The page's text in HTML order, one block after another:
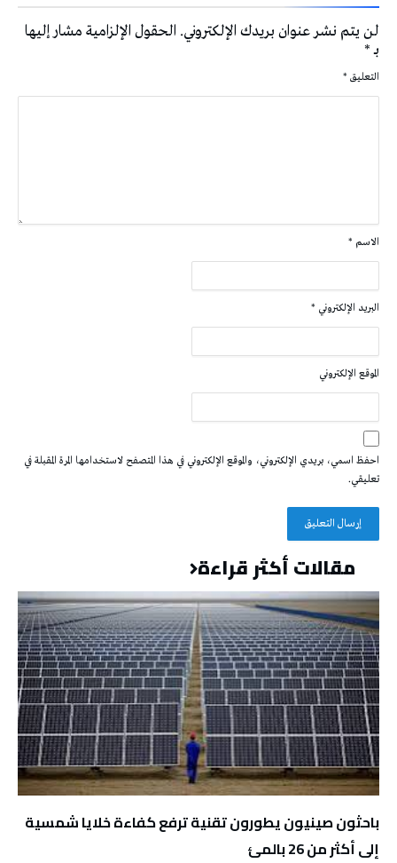
لن يتم نشر عنوان بريدك الإلكتروني. الحقول الإلزامية مشار إليها
بـ*
التعليق *
الاسم *
البريد الإلكتروني *
الموقع الإلكتروني
احفظ اسمي، بريدي الإلكتروني، والموقع الإلكتروني في هذا المتصفح لاستخدامها المرة المقبلة في
تعليقي.
مقالات أكثر قراءة
باحثون صينيون يطورون تقنية ترفع كفاءة خلايا شمسية
إلى أكثر من 26 بالمئ